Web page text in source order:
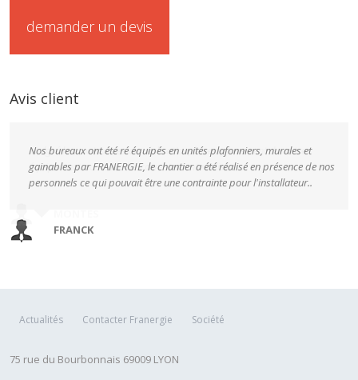
demander un devis
Avis client
Nos bureaux ont été ré équipés en unités plafonniers, murales et
gainables par FRANERGIE, le chantier a été réalisé en présence de nos
personnels ce qui pouvait être une contrainte pour l'installateur..
FRANCK
Actualités Contacter Franergie Société
75 rue du Bourbonnais 69009 LYON